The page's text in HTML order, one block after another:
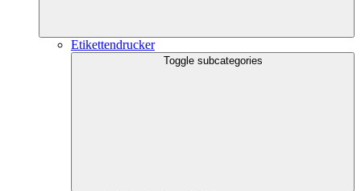
Etikettendrucker
Toggle subcategories